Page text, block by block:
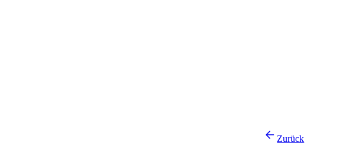
Zurück